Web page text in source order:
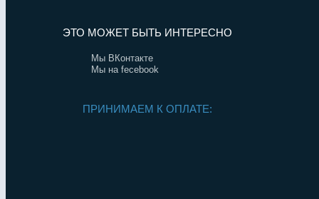
ЭТО МОЖЕТ БЫТЬ ИНТЕРЕСНО
Мы ВКонтакте
Мы на fecebook
ПРИНИМАЕМ К ОПЛАТЕ: